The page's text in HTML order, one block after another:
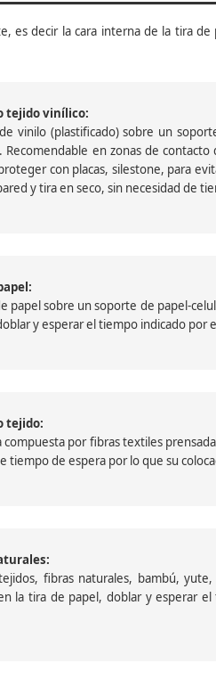
es decir la cara interna de la tira
tejido vinílico:
vinilo (plastificado) sobre un
Recomendable en zonas de
con placas, silestone, para
y tira en seco, sin necesidad de
papel sobre un soporte de papel-
y esperar el tiempo indicado
tejido:
por fibras textiles
tiempo de espera por lo que su
fibras naturales, bambú,
la tira de papel, doblar y esperar